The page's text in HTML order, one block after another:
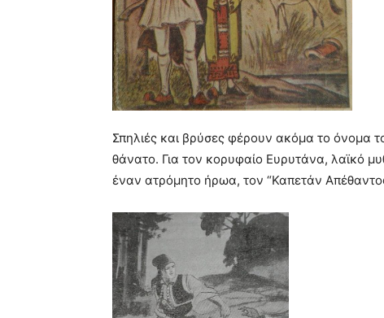
Σπηλιές και βρύσες φέρουν ακόμα το όνομα
θάνατο. Για τον κορυφαίο Ευρυτάνα, λαϊκό
έναν ατρόμητο ήρωα, τον “Καπετάν